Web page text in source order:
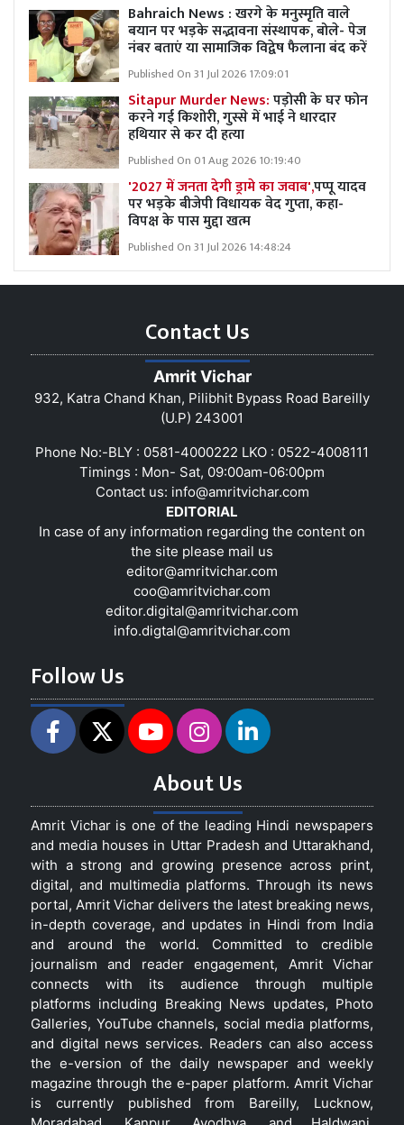
Bahraich News : खरगे के मनुस्मृति वाले
बयान पर भड़के सद्भावना संस्थापक, बोले- पेज
नंबर बताएं या सामाजिक विद्वेष फैलाना बंद करें
Published On 31 Jul 2026 17:09:01
Sitapur Murder News:पड़ोसी के घर फोन
करने गई किशोरी, गुस्से में भाई ने धारदार
हथियार से कर दी हत्या
Published On 01 Aug 2026 10:19:40
'2027 में जनता देगी ड्रामे का जवाब',पप्पू यादव
पर भड़के बीजेपी विधायक वेद गुप्ता, कहा-
विपक्ष के पास मुद्दा खत्म
Published On 31 Jul 2026 14:48:24
Contact Us
Amrit Vichar
932, Katra Chand Khan, Pilibhit Bypass Road Bareilly
(U.P) 243001
Phone No:-BLY : 0581-4000222 LKO : 0522-4008111
Timings : Mon- Sat, 09:00am-06:00pm
Contact us: info@amritvichar.com
EDITORIAL
In case of any information regarding the content on
the site please mail us
editor@amritvichar.com
coo@amritvichar.com
editor.digital@amritvichar.com
info.digtal@amritvichar.com
Follow Us
About Us
Amrit Vichar is one of the leading Hindi newspapers
and media houses in Uttar Pradesh and Uttarakhand,
with a strong and growing presence across print,
digital, and multimedia platforms. Through its news
portal, Amrit Vichar delivers the latest breaking news,
in-depth coverage, and updates in Hindi from India
and around the world. Committed to credible
journalism and reader engagement, Amrit Vichar
connects with its audience through multiple
platforms including Breaking News updates, Photo
Galleries, YouTube channels, social media platforms,
and digital news services. Readers can also access
the e-version of the daily newspaper and weekly
magazine through the e-paper platform. Amrit Vichar
is currently published from Bareilly, Lucknow,